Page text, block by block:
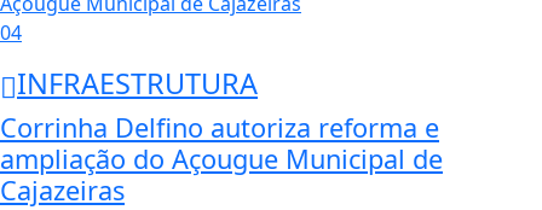
04
INFRAESTRUTURA
Corrinha Delfino autoriza reforma e
ampliação do Açougue Municipal de
Cajazeiras